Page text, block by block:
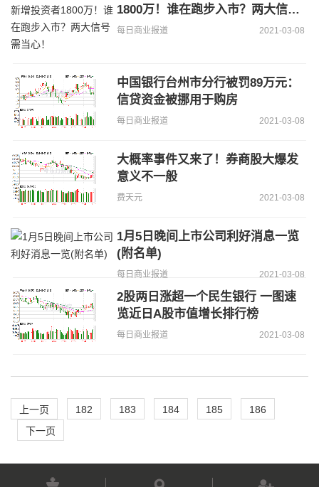
1800万！谁在跑步入市？两大信号
需当心！
每日商业报道 2021-03-08
中国银行台州市分行被罚89万元：
信贷资金被挪用于购房
每日商业报道 2021-03-08
大概率事件又来了！券商股大爆发
意义不一般
费天元 2021-03-08
1月5日晚间上市公司利好消息一览
(附名单)
每日商业报道 2021-03-08
2股两日涨超一个民生银行 一图速
览近日A股市值增长排行榜
每日商业报道 2021-03-08
上一页 182 183 184 185
186
下一页